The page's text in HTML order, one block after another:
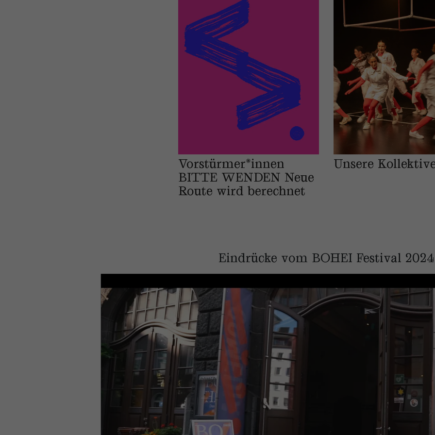
Vorstürmer*innen
BITTE WENDEN Neue
Route wird berechnet
Unsere
Eindrücke vom BOHEI Festival 2024